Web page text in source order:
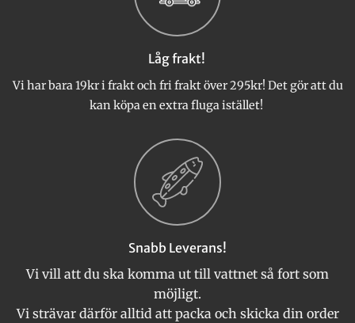
alternativen
produktsidan
Låg frakt!
Vi har bara 19kr i frakt och fri frakt över 295kr! Det gör att du
kan köpa en extra fluga istället!
Snabb Leverans!
Vi vill att du ska komma ut till vattnet så fort som
möjligt.
Vi strävar därför alltid att packa och skicka din order